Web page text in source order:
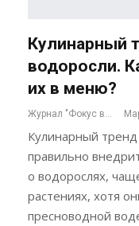
Кулинарный
водоросли.
их в меню?
Кулинарный
правильно
о водорослях,
растениях, хотя
пресноводной